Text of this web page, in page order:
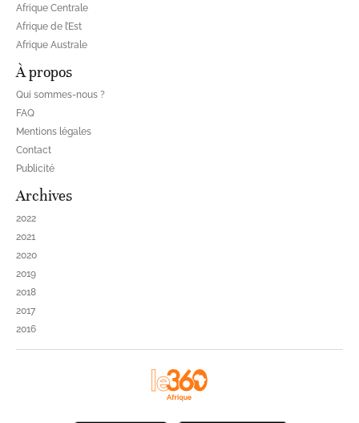
Afrique Centrale
Afrique de l’Est
Afrique Australe
À propos
Qui sommes-nous ?
FAQ
Mentions légales
Contact
Publicité
Archives
2022
2021
2020
2019
2018
2017
2016